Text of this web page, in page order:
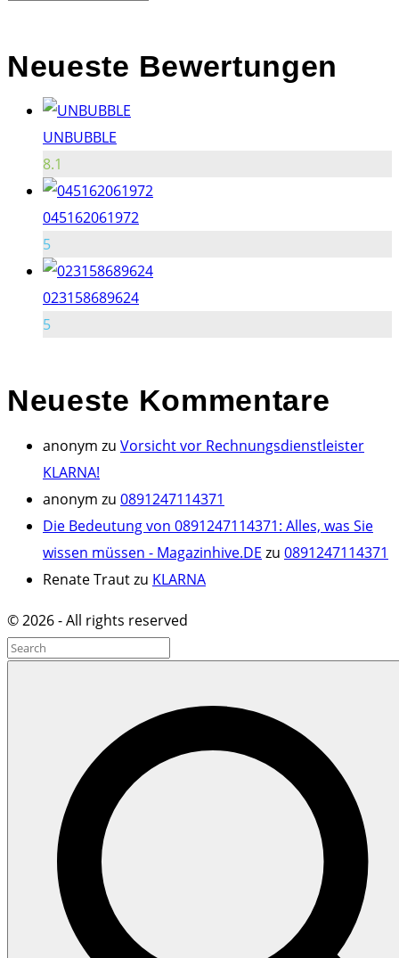
Neueste Bewertungen
UNBUBBLE
8.1
045162061972
5
023158689624
5
Neueste Kommentare
anonym zu Vorsicht vor Rechnungsdienstleister
KLARNA!
anonym zu 0891247114371
Die Bedeutung von 0891247114371: Alles, was Sie
wissen müssen - Magazinhive.DE zu 0891247114371
Renate Trautzu KLARNA
©2026- All rights reserved